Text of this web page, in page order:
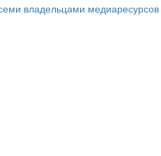
владельцами медиаресурсов